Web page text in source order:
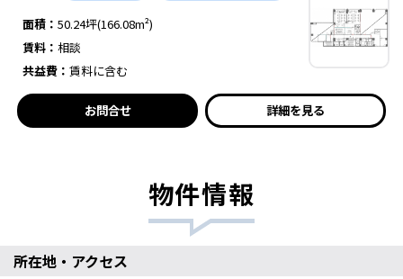
面積： 50.24坪(166.08m²)
賃料： 相談
共益費： 賃料に含む
お問合せ 詳細を見る
物件情報
所在地・アクセス